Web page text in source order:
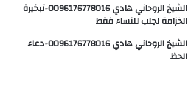
الشيخ الروحاني هادي 0096176778016-تبخيرة
الخزامة لجلب للنساء فقط
الشيخ الروحاني هادي 0096176778016-دعاء
الحظ